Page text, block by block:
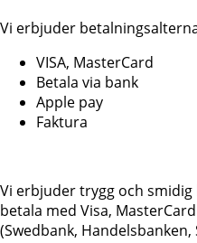
Vi erbjuder
VISA, MasterCard
Betala via bank
Apple pay
Faktura
Vi erbjuder trygg och
betala med Visa,
(Swedbank, Handelsbanken,